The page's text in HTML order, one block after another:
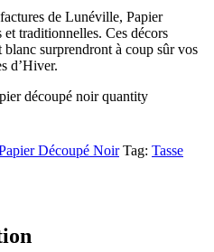
de Lunéville, Papier
traditionnelles. Ces décors
surprendront à coup sûr vos
d’Hiver.
découpé noir quantity
Découpé Noir Tag: Tasse